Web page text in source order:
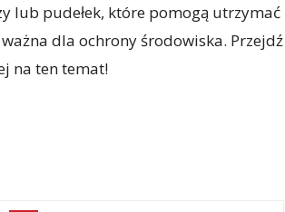
lub pudełek, które pomogą utrzymać
dla ochrony środowiska. Przejdź
na ten temat!